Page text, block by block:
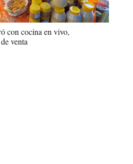
con cocina en vivo,
venta